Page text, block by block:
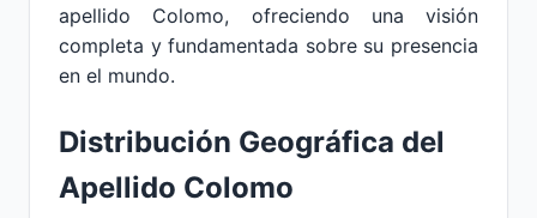
apellido Colomo, ofreciendo una visión
completa y fundamentada sobre su presencia
en el mundo.
Distribución Geográfica del
Apellido Colomo